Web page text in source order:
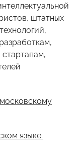
штатных
языке.